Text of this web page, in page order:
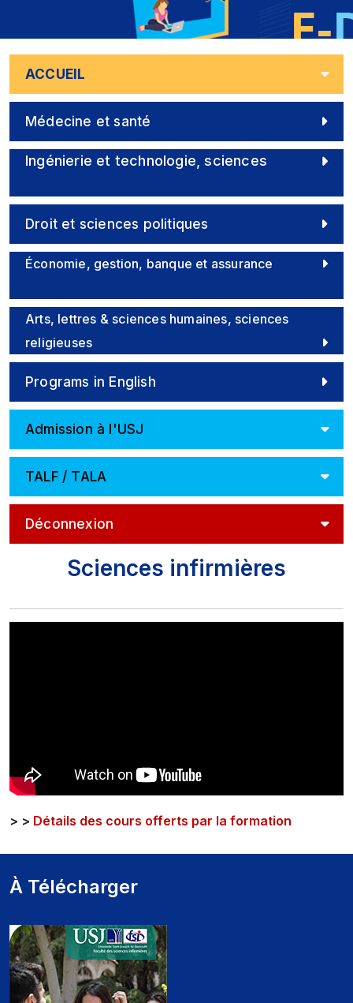
ACCUEIL
Médecine et santé
Ingénierie et technologie, sciences
Droit et sciences politiques
Économie, gestion, banque et assurance
Arts, lettres & sciences humaines, sciences
religieuses
Programs in English
Admission à l'USJ
TALF / TALA
Déconnexion
Sciences infirmières
> > Détails des cours offerts par la formation
À Télécharger